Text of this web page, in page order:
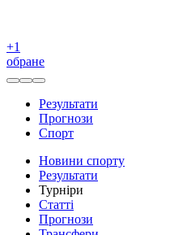
+1
обране
Результати
Прогнози
Спорт
Новини спорту
Результати
Турніри
Статті
Прогнози